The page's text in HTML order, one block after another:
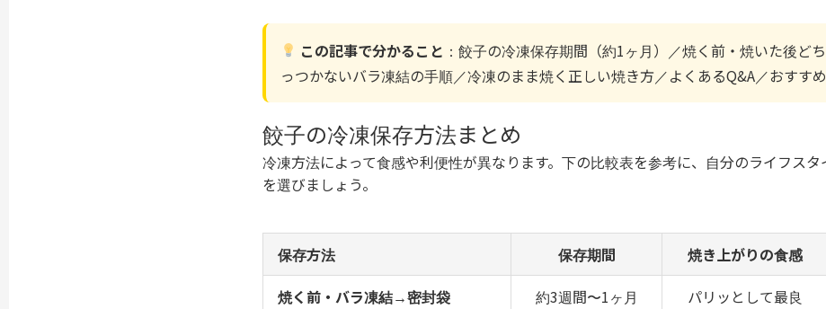
この記事で分かること ：餃子の冷凍保存期間（約1ヶ月）／焼く前・焼いた後ど
っつかないバラ凍結の手順／冷凍のまま焼く正しい焼き方／よくあるQ&A／おすす
餃子の冷凍保存方法まとめ
冷凍方法によって食感や利便性が異なります。下の比較表を参考に、自分のライフス
を選びましょう。
保存方法 保存期間 焼き上がりの食感
焼く前・バラ凍結→密封袋
約3週間〜1ヶ月 パリッとして最良